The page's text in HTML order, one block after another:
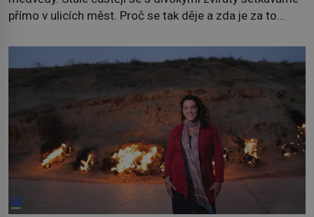
přímo v ulicích měst. Proč se tak děje a zda je za to
jiných. My se raději podíváme do jiných zemí a
prozkoumáme, jaká další zvířata po celém světě se